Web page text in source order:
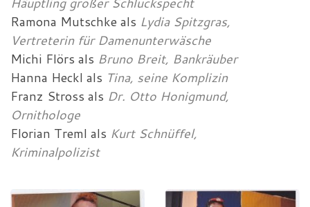
Ramona Mutschke als Lydia Spitzgras,
Vertreterin für Damenunterwäsche
Michi Flörs als Bruno Breit, Bankräuber
Hanna Heckl als Tina, seine Komplizin
Franz Stross als Dr. Otto Honigmund,
Ornithologe
Florian Treml als Kurt Schnüffel,
Kriminalpolizist